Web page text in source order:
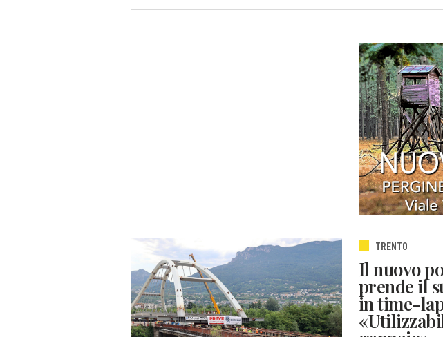
TRENTO
Il nuovo
prende il
in time-